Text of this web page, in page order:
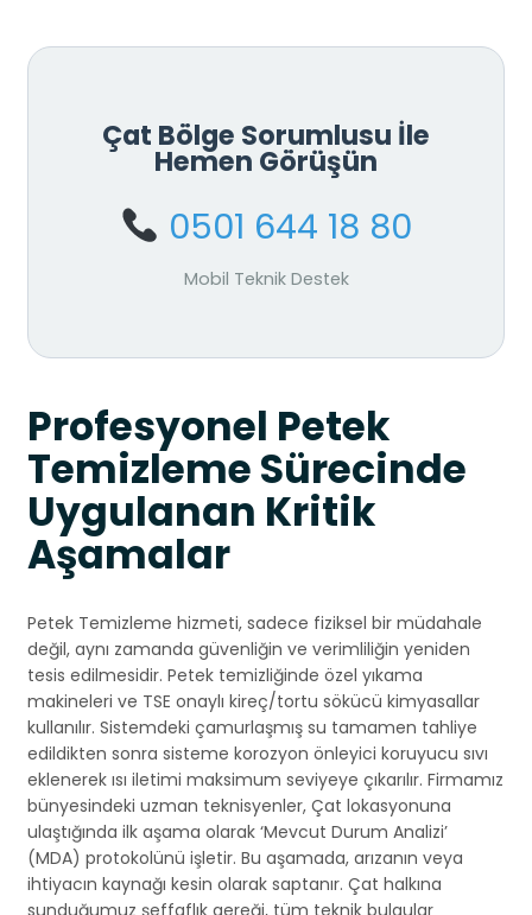
Çat Bölge Sorumlusu İle
Hemen Görüşün
0501 644 18 80
Mobil Teknik Destek
Profesyonel Petek
Temizleme Sürecinde
Uygulanan Kritik
Aşamalar
Petek Temizleme hizmeti, sadece fiziksel bir müdahale
değil, aynı zamanda güvenliğin ve verimliliğin yeniden
tesis edilmesidir. Petek temizliğinde özel yıkama
makineleri ve TSE onaylı kireç/tortu sökücü kimyasallar
kullanılır. Sistemdeki çamurlaşmış su tamamen tahliye
edildikten sonra sisteme korozyon önleyici koruyucu sıvı
eklenerek ısı iletimi maksimum seviyeye çıkarılır. Firmamız
bünyesindeki uzman teknisyenler, Çat lokasyonuna
ulaştığında ilk aşama olarak ‘Mevcut Durum Analizi’
(MDA) protokolünü işletir. Bu aşamada, arızanın veya
ihtiyacın kaynağı kesin olarak saptanır. Çat halkına
sunduğumuz şeffaflık gereği, tüm teknik bulgular